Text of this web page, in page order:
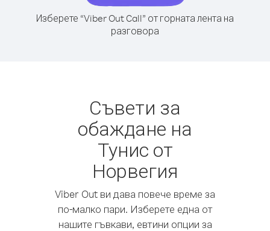
Изберете “Viber Out Call” от горната лента на
разговора
Съвети за
обаждане на
Тунис от
Норвегия
Viber Out ви дава повече време за
по-малко пари. Изберете една от
нашите гъвкави, евтини опции за